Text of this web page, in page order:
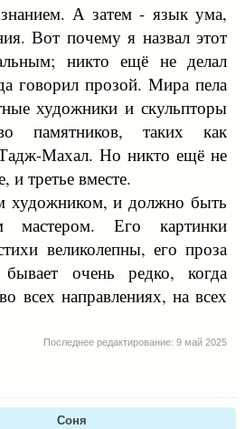
А затем - язык ума,
Вот почему я назвал этот
никто ещё не делал
говорил прозой. Мира пела
художники и скульпторы
памятников, таких как
Махал. Но никто ещё не
и третье вместе.
художником, и должно быть
Его картинки
великолепны, его проза
очень редко, когда
всех направлениях, на всех
Последнее редактирование: 9 май 2025
Соня